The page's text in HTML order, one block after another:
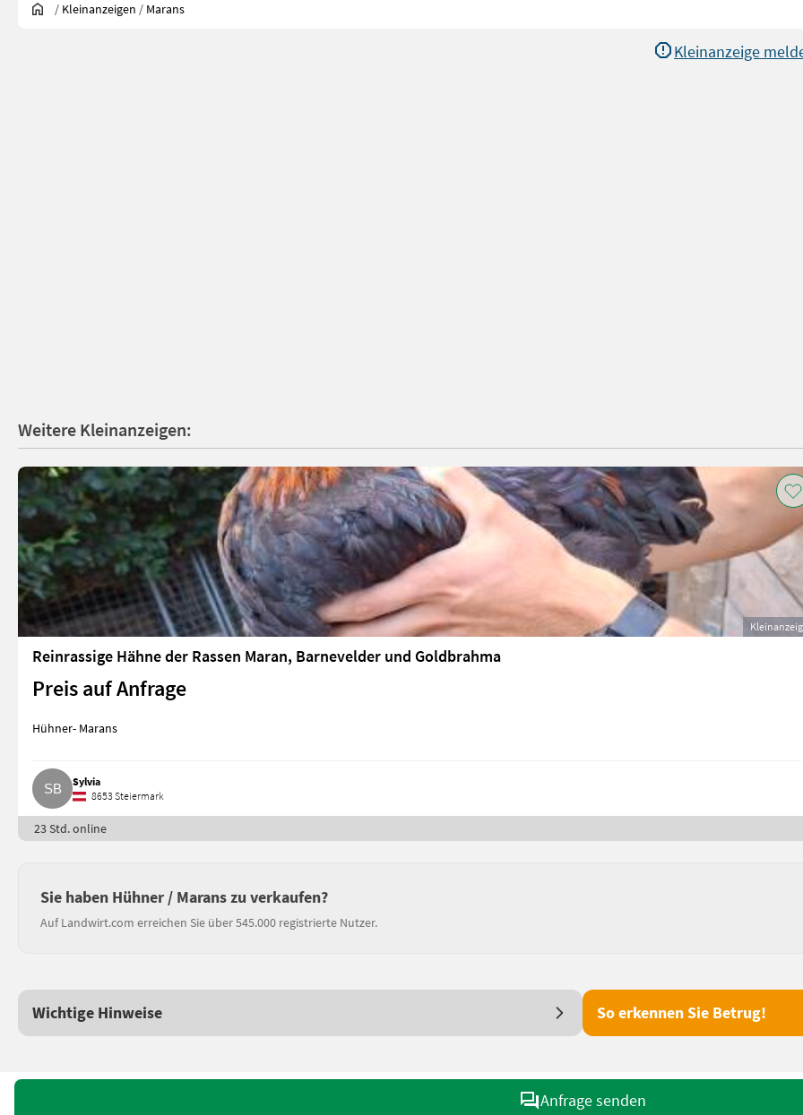
/ Kleinanzeigen / Marans
Kleinanzeige
Weitere Kleinanzeigen:
Reinrassige Hähne der Rassen Maran, Barnevelder und Goldbrahma
Preis auf Anfrage
Hühner- Marans
Sylvia
8653 Steiermark
23 Std. online
Sie haben Hühner / Marans zu verkaufen?
Auf Landwirt.com erreichen Sie über 545.000 registrierte Nutzer.
Wichtige Hinweise So erkennen Sie Betrug!
Anfrage senden